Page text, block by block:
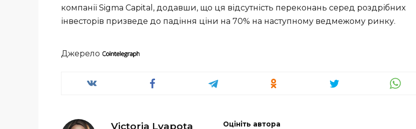
компанії Sigma Capital, додавши, що ця відсутність переконань серед роздрібних
інвесторів призведе до падіння ціни на 70% на наступному ведмежому ринку.
Джерело
Victoria Lyapota Оцініть автора